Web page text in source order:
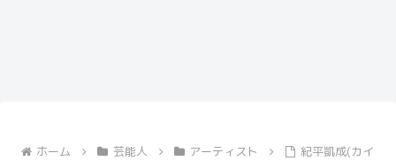
ホーム 芸能人 アーティスト
紀平凱成(カイ